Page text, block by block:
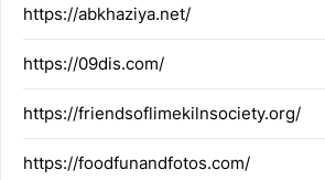
https://abkhaziya.net/
https://09dis.com/
https://friendsoflimekilnsociety.org/
https://foodfunandfotos.com/